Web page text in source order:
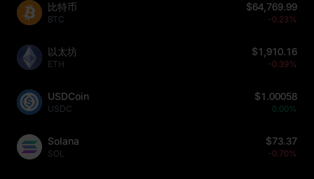
比特币
BTC
$64,769.99
-0.23%
以太坊
ETH
$1,910.16
-0.39%
USDCoin
USDC
$1.00058
0.00%
Solana
SOL
$73.37
-0.70%